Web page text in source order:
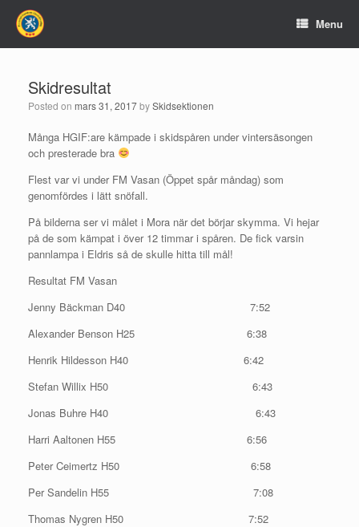
Menu
Skidresultat
Posted on mars 31, 2017bySkidsektionen
Många HGIF:are kämpade i skidspåren under vintersäsongen
och presterade bra
Flest var vi under FM Vasan (Öppet spår måndag) som
genomfördes i lätt snöfall.
På bilderna ser vi målet i Mora när det börjar skymma. Vi hejar
på de som kämpat i över 12 timmar i spåren. De fick varsin
pannlampa i Eldris så de skulle hitta till mål!
Resultat FM Vasan
Jenny Bäckman D40 7:52
Alexander Benson H25 6:38
Henrik Hildesson H40 6:42
Stefan Willix H50 6:43
Jonas Buhre H40 6:43
Harri Aaltonen H55 6:56
Peter Ceimertz H50 6:58
Per Sandelin H55 7:08
Thomas Nygren H50 7:52